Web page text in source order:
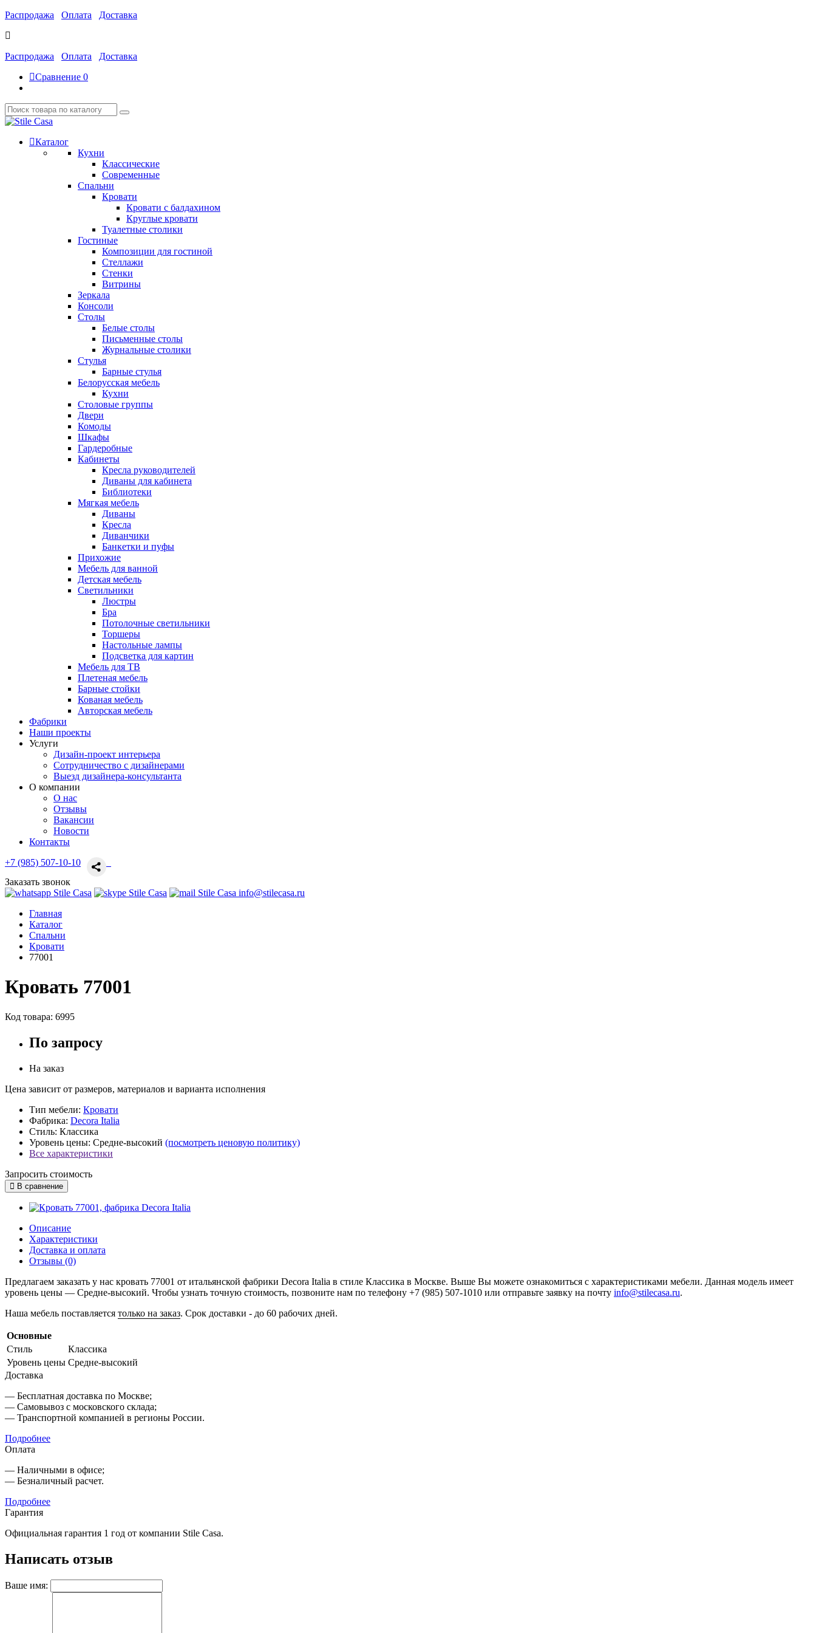
Распродажа Оплата Доставка
Распродажа Оплата
Доставка
Сравнение 0
Каталог
Кухни
Классические
Современные
Спальни
Кровати
Кровати с балдахином
Круглые кровати
Туалетные столики
Гостиные
Композиции для гостиной
Стеллажи
Стенки
Витрины
Зеркала
Консоли
Столы
Белые столы
Письменные столы
Журнальные столики
Стулья
Барные стулья
Белорусская мебель
Кухни
Столовые группы
Двери
Комоды
Шкафы
Гардеробные
Кабинеты
Кресла руководителей
Диваны для кабинета
Библиотеки
Мягкая мебель
Диваны
Кресла
Диванчики
Банкетки и пуфы
Прихожие
Мебель для ванной
Детская мебель
Светильники
Люстры
Бра
Потолочные светильники
Торшеры
Настольные лампы
Подсветка для картин
Мебель для ТВ
Плетеная мебель
Барные стойки
Кованая мебель
Авторская мебель
Фабрики
Наши проекты
Услуги
Дизайн-проект интерьера
Сотрудничество с дизайнерами
Выезд дизайнера-консультанта
О компании
О нас
Отзывы
Вакансии
Новости
Контакты
+7 (985) 507-10-10
Заказать звонок
info@stilecasa.ru
Главная
Каталог
Спальни
Кровати
77001
Кровать 77001
Код товара: 6995
По запросу
На заказ
Цена зависит от размеров, материалов и варианта исполнения
Тип мебели: Кровати
Фабрика: Decora Italia
Стиль: Классика
Уровень цены: Средне-высокий (посмотреть ценовую политику)
Все характеристики
Запросить стоимость
В сравнение
Описание
Характеристики
Доставка и оплата
Отзывы (0)
Предлагаем заказать у нас кровать 77001 от итальянской фабрики Decora Italia в стиле Классика в Москве. Выше Вы можете ознакомиться с характеристиками мебели. Данная модель имеет
уровень цены — Средне-высокий. Чтобы узнать точную стоимость, позвоните нам по телефону +7 (985) 507-1010 или отправьте заявку на почту info@stilecasa.ru.
Наша мебель поставляется только на заказ. Срок доставки - до 60 рабочих дней.
Основные
Стиль
Классика
Уровень цены Средне-высокий
Доставка
— Бесплатная доставка по Москве;
— Самовывоз с московского склада;
— Транспортной компанией в регионы России.
Подробнее
Оплата
— Наличными в офисе;
— Безналичный расчет.
Подробнее
Гарантия
Официальная гарантия 1 год от компании Stile Casa.
Написать отзыв
Ваше имя: